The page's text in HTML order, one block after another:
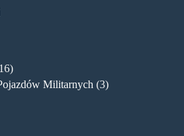
Militarnych (3)